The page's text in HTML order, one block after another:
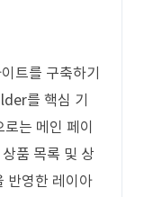
트를 구축하기
를 핵심 기
는 메인 페이
품 목록 및 상
반영한 레이아